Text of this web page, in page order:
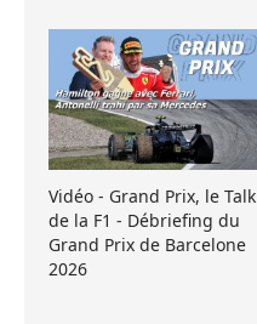
Vidéo - Grand Prix, le Talk
de la F1 - Débriefing du
Grand Prix de Barcelone
2026